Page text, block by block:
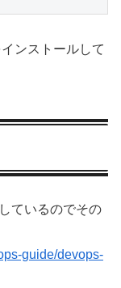
ンストールして
ているのでその
guide/devops-